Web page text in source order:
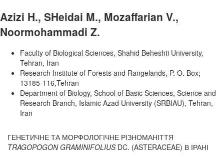
Azizi H., SHeidai M., Mozaffarian V.,
Noormohammadi Z.
Faculty of Biological Sciences, Shahid Beheshti University,
Tehran, Iran
Research Institute of Forests and Rangelands, P. O. Box;
13185-116,Tehran
Department of Biology, School of Basic Sciences, Science and
Research Branch, Islamic Azad University (SRBIAU), Tehran,
Iran
ГЕНЕТИЧНЕ ТА МОРФОЛОГІЧНЕ РІЗНОМАНІТТЯ
TRAGOPOGON GRAMINIFOLIUSDC. (ASTERACEAE) В ІРАНІ